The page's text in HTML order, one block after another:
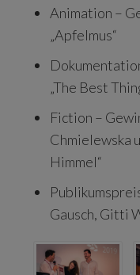
Animation –
„Apfelmus“
„The Best
Fiction –
Chmielewska
Himmel“
Gausch, Gitti